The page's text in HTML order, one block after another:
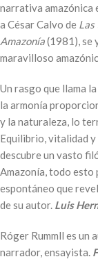
narrativa amazónica
a César Calvo de Las
Amazonía(1981), se
maravilloso
Un rasgo que llama
la armonía
y la naturaleza, lo
Equilibrio, vitalidad
descubre un vasto
Amazonía, todo esto
espontáneo que
de su autor. Luis
Róger Rummll es
narrador, ensayista.